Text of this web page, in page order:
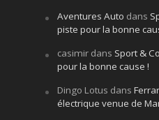
Aventures Auto dans
piste pour la bonne
casimirdans Sport &
pour la bonne cause !
Dingo Lotus dans
électrique venue de